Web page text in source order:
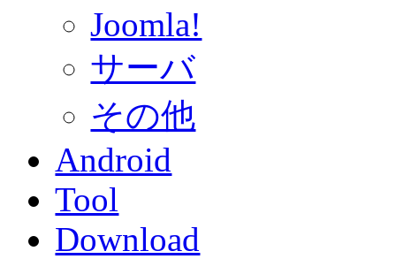
Joomla!
サーバ
その他
Android
Tool
Download